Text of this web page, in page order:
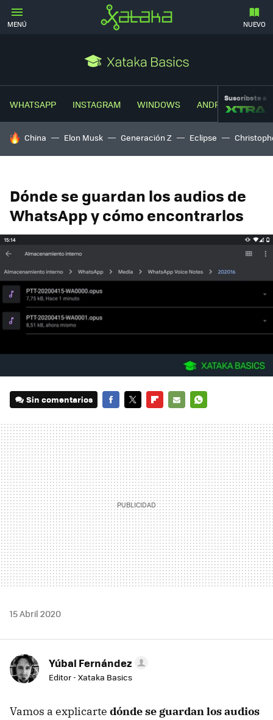
MENÚ NUEVO
WHATSAPP INSTAGRAM WINDOWS ANDROIDSuscríbete a
HOY SE HABLA DE
China Elon Musk Generación Z Eclipse
Dónde se guardan los audios de
WhatsApp y cómo encontrarlos
Sin comentarios
MAIL
15 Abril 2020
Yúbal Fernández
Editor - Xataka Basics
Vamos a explicarte dónde se guardan los audios